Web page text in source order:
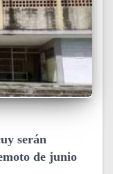
serán
de junio